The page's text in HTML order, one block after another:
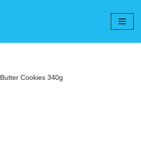
Butter Cookies 340g